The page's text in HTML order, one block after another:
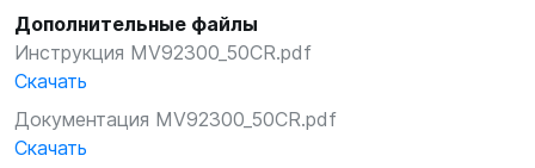
Дополнительные файлы
Инструкция MV92300_50CR.pdf
Скачать
Документация MV92300_50CR.pdf
Скачать